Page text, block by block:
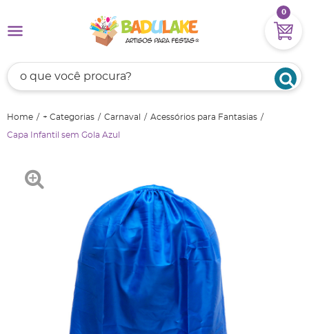
0
Home + Categorias Carnaval Acessórios para Fantasias
Capa Infantil sem Gola Azul